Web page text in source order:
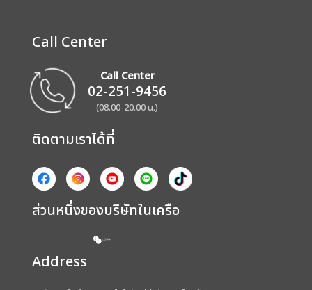
Call Center
Call Center
02-251-9456
(08.00-20.00 น.)
ติดตามเราได้ที่
ส่วนหนึ่งของบริษัทในเครือ
Address